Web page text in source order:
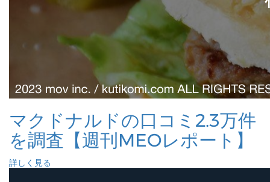
マクドナルドの口コミ2.3万件
を調査【週刊MEOレポート】
詳しく見る